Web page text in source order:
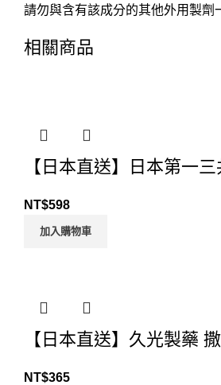
請勿與含有該成分的其他外用製劑
相關商品
【日本直送】日本第一
NT$598
加入購物車
【日本直送】久光製藥
NT$365